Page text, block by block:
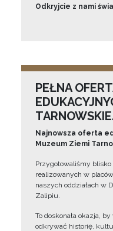
Odkryjcie z nami
PEŁNA
Najnowsza oferta
Muzeum Ziemi
Przygotowaliśmy
realizowanych w
naszych oddziałach w
Zalipiu.
To doskonała okazja,
odkrywać historię,